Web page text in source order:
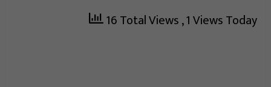
16 Total Views, 1 Views Today